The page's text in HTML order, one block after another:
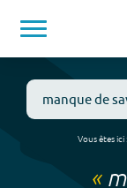
Vous êtes ici :
«